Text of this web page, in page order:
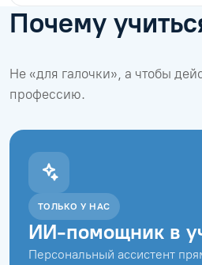
Почему
Не «для галочки», а чтобы
профессию.
ТОЛЬКО У НАС
ИИ-помощник в
Персональный ассистент